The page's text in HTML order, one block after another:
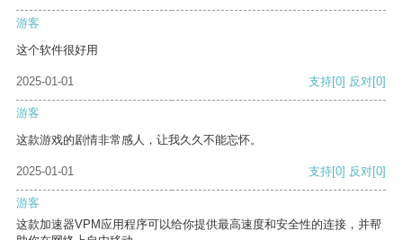
游客
这个软件很好用
2025-01-01 支持[0] 反对[0]
游客
这款游戏的剧情非常感人，让我久久不能忘怀。
2025-01-01 支持[0] 反对[0]
游客
这款加速器VPM应用程序可以给你提供最高速度和安全性的连接，并帮